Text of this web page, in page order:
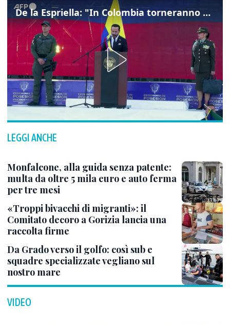
De la Espriella: "In Colombia torneranno ordine, autorità e libertà"
LEGGI ANCHE
Monfalcone, alla guida senza patente:
multa da oltre 5 mila euro e auto ferma
per tre mesi
«Troppi bivacchi di migranti»: il
Comitato decoro a Gorizia lancia una
raccolta firme
Da Grado verso il golfo: così sub e
squadre specializzate vegliano sul
nostro mare
VIDEO